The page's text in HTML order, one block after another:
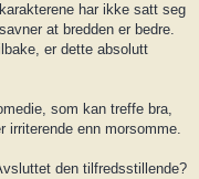
har ikke satt seg
at bredden er bedre.
er dette absolutt
som kan treffe bra,
irriterende enn morsomme.
den tilfredsstillende?